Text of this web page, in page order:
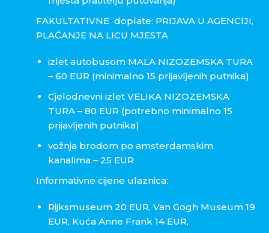
FAKULTATIVNE doplate: PRIJAVA U AGENCIJI,
PLAĆANJE NA LICU MJESTA
izlet autobusom MALA NIZOZEMSKA TURA
– 60 EUR (minimalno 15 prijavljenih putnika)
Cjelodnevni izlet VELIKA NIZOZEMSKA
TURA – 80 EUR (potrebno minimalno 15
prijavljenih putnika)
vožnja brodom po amsterdamskim
kanalima – 25 EUR
Informativne cijene ulaznica:
Rijksmuseum 20 EUR, Van Gogh Museum 19
EUR, Kuća Anne Frank 14 EUR,